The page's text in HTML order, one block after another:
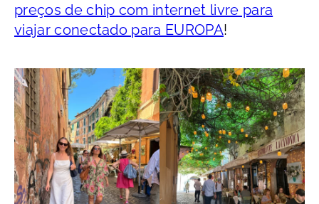
preços de chip com internet livre para
viajar conectado para EUROPA!